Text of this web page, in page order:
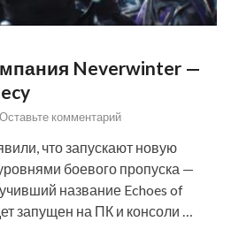
Neverwinter —
Оставьте комментарий
что запускают новую
боевого пропуска —
название Echoes of
запущен на ПК и консоли …